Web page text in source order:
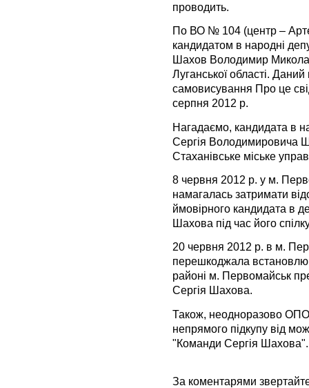
проводить.
По ВО № 104 (центр –
кандидатом в народні
Шахов Володимир
Луганської області.
самовисування Про це
серпня 2012 р.
Нагадаємо, кандидата в
Сергія Володимировича
Стаханівське міське
8 червня 2012 р. у м.
намагалась затримати
ймовірного кандидата в
Шахова під час його
20 червня 2012 р. в м.
перешкоджала
районі м. Первомайськ
Сергія Шахова.
Також, неодноразово
непрямого підкупу від
"Команди Сергія Шахова".
За коментарями